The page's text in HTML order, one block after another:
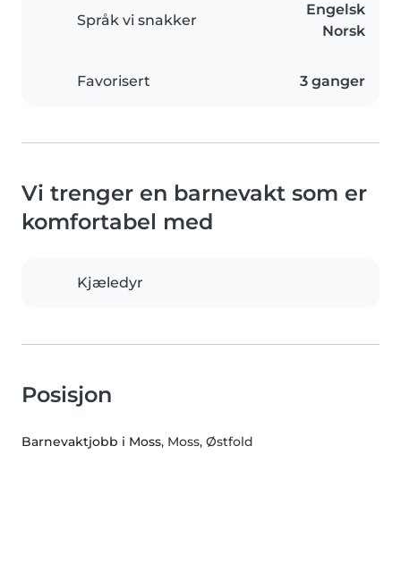
Språk vi snakker
Engelsk
Norsk
Favorisert 3 ganger
Vi trenger en barnevakt som er
komfortabel med
Kjæledyr
Posisjon
Barnevaktjobb i Moss, Moss, Østfold